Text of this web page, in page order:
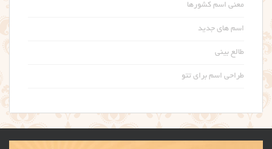
معنی اسم کشورها
اسم های جدید
طالع بینی
طراحی اسم برای تتو